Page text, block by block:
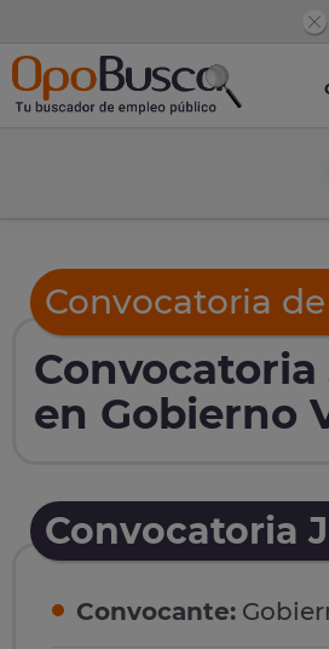
Convocatoria de
en Gobierno
Convocatoria
Convocante: